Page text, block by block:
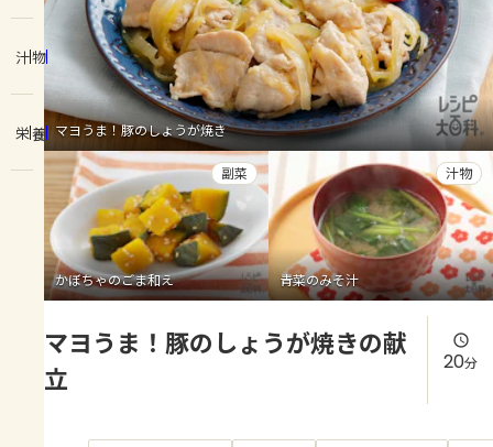
コンテンツ
レシピ
トーク
よくあるお問い合わせ
お買い物
AJINOMOTO PARK とは
ピーマン
みょうが ゴーヤ
汁物
栄養 マヨうま！豚のしょうが焼き
かぼちゃのごま和え
副菜
青菜のみそ汁
汁物
マヨうま！豚のしょうが焼きの献
立
20分